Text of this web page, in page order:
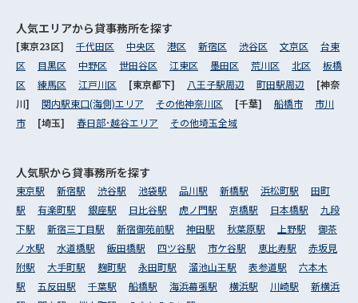
人気エリアから貸事務所を探す
[東京23区] 千代田区 中央区 港区 新宿区 渋谷区 文京区
台東
区
目黒区 中野区 世田谷区 江東区 墨田区 荒川区 北区
板橋
区
練馬区 江戸川区 [東京都下] 八王子駅周辺 町田駅周辺
[神奈
川] 関内駅東口(海側)エリア その他神奈川区 [千葉] 船橋市
市川
市
[埼玉] 春日部･越谷エリア その他埼玉全域
人気駅から貸事務所を探す
東京駅 新宿駅 渋谷駅 池袋駅 品川駅 新橋駅 浜松町駅
田町
駅
有楽町駅 銀座駅 日比谷駅 虎ノ門駅 京橋駅 日本橋駅
九段
下駅
新宿三丁目駅 新宿御苑前駅 神田駅 秋葉原駅 上野駅
御茶
ノ水駅
水道橋駅 飯田橋駅 四ツ谷駅 市ケ谷駅 恵比寿駅
赤坂見
附駅
大手町駅 麹町駅 永田町駅 溜池山王駅 表参道駅
六本木
駅
五反田駅 千葉駅 船橋駅 海浜幕張駅 横浜駅 川崎駅
新横浜